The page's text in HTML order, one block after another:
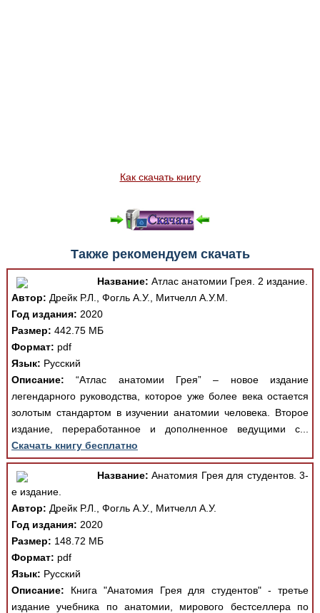
Как скачать книгу
Также рекомендуем скачать
Название: Атлас анатомии Грея. 2 издание.
Автор: Дрейк Р.Л., Фогль А.У., Митчелл А.У.М.
Год издания: 2020
Размер: 442.75 МБ
Формат: pdf
Язык: Русский
Описание: “Атлас анатомии Грея” – новое издание
легендарного руководства, которое уже более века остается
золотым стандартом в изучении анатомии человека. Второе
издание, переработанное и дополненное ведущими с...
Скачать книгу бесплатно
Название: Анатомия Грея для студентов. 3-
е издание.
Автор: Дрейк Р.Л., Фогль А.У., Митчелл А.У.
Год издания: 2020
Размер: 148.72 МБ
Формат: pdf
Язык: Русский
Описание: Книга "Анатомия Грея для студентов" - третье
издание учебника по анатомии, мирового бестселлера по